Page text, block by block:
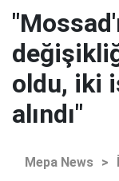
oldu, iki
alındı"
Mepa News >